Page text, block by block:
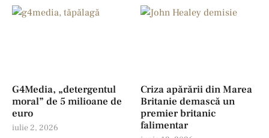
G4Media, „detergentul
moral” de 5 milioane de
euro
iulie 2, 2026
Criza apărării din Marea
Britanie demască un
premier britanic
falimentar